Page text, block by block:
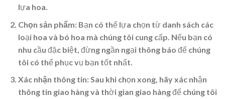
lựa hoa.
Chọn sản phẩm: Bạn có thể lựa chọn từ danh sách các
loại hoa và bó hoa mà chúng tôi cung cấp. Nếu bạn có
nhu cầu đặc biệt, đừng ngần ngại thông báo để chúng
tôi có thể phục vụ bạn tốt nhất.
Xác nhận thông tin: Sau khi chọn xong, hãy xác nhận
thông tin giao hàng và thời gian giao hàng để chúng tôi